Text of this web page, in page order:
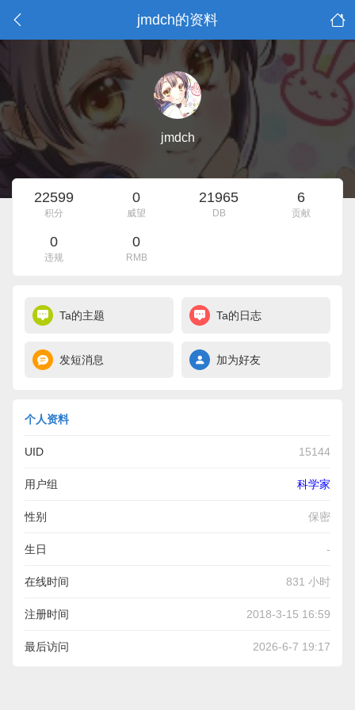
jmdch的资料
jmdch
22599
积分
0
威望
21965
DB
6
贡献
0
违规
0
RMB
Ta的主题 Ta的日志
发短消息 加为好友
个人资料
UID 15144
用户组 科学家
性别 保密
生日 -
在线时间 831 小时
注册时间 2018-3-15 16:59
最后访问 2026-6-7 19:17